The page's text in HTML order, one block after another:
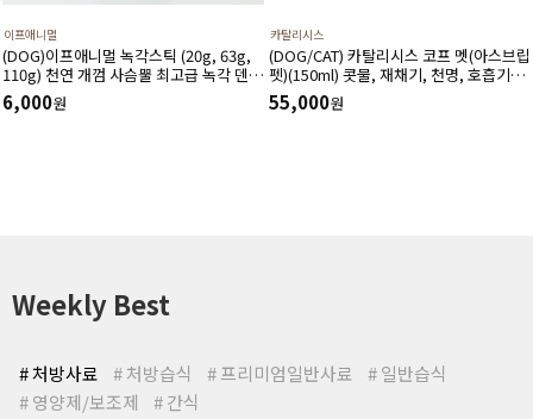
이프애니멀
(DOG)이프애니멀 녹각스틱 (20g, 63g,
110g) 천연 개껌 사슴뿔 최고급 녹각 덴탈
껌 노니함유 덴탈 영양간식
6,000원
카탈리시스
(DOG/CAT) 카탈리시스 코프 멧(아스브립
펫)(150ml) 콧물, 재채기, 천명, 호흡기도
건조, 기침 등 호흡기도 및 거담작용에 도
움을 주고 호흡기 상태를 개선시키는 영양
55,000원
Weekly Best
# 처방사료 # 처방습식 # 프리미엄일반사료
# 일반습식
# 영양제/보조제
# 간식